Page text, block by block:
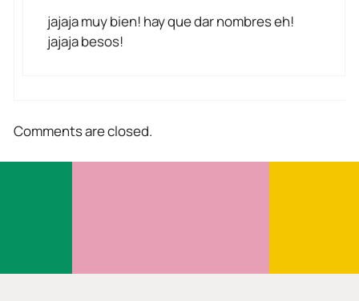
jajaja muy bien! hay que dar nombres eh!
jajaja besos!
Comments are closed.